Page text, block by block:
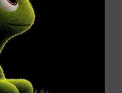
о чем-то
вслух? Это
нужно читать,
к хрупкому
отношений
чужую
Алина